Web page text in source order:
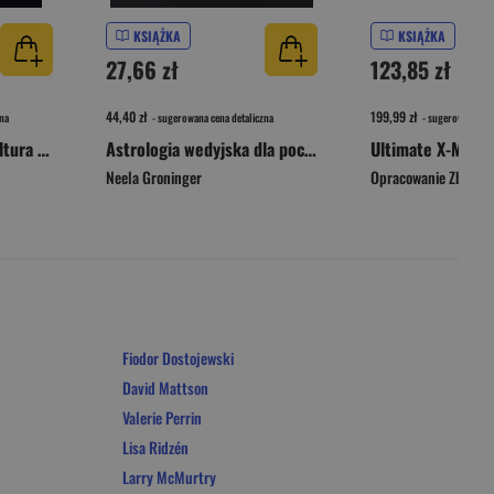
Girl on Girl. Jak popkultura zwróciła kobiety przeciw sobie
KSIĄŻKA
27,66 zł
44,40 zł - sugerowana cena detaliczna
Astrologia wedyjska dla początkujących. 10 kroków do interpretacji horoskopu
Neela Groninger
KSIĄŻKA
123,85 zł
199,99 zł - sugerowana
Ultimate X-Men.
Opracowanie
Fiodor Dostojewski
David Mattson
Valerie Perrin
Lisa Ridzén
Larry McMurtry